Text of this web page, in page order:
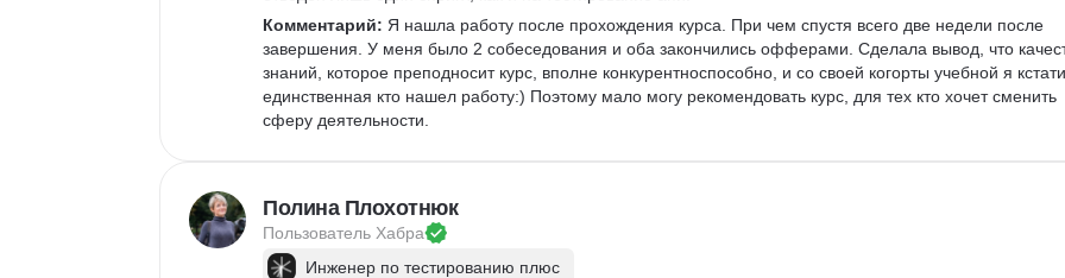
Комментарий: Я нашла работу после прохождения курса. При чем спустя всего две недели после
завершения. У меня было 2 собеседования и оба закончились офферами. Сделала вывод, что
знаний, которое преподносит курс, вполне конкурентноспособно, и со своей когорты учебной я
единственная кто нашел работу:) Поэтому мало могу рекомендовать курс, для тех кто хочет сменить
сферу деятельности.
Полина Плохотнюк
Пользователь Хабра
Инженер по тестированию плюс